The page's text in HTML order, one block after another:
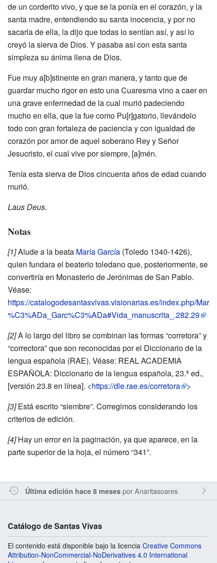
de un corderito vivo, y que se la ponía en el corazón, y la
santa madre, entendiendo su santa inocencia, y por no
sacarla de ella, la dijo que todas lo sentían así, y así lo
creyó la sierva de Dios. Y pasaba así con esta santa
simpleza su ánima llena de Dios.
Fue muy a[b]stinente en gran manera, y tanto que de
guardar mucho rigor en esto una Cuaresma vino a caer en
una grave enfermedad de la cual murió padeciendo
mucho en ella, que la fue como Pu[r]gatorio, llevándolo
todo con gran fortaleza de paciencia y con igualdad de
corazón por amor de aquel soberano Rey y Señor
Jesucristo, el cual vive por siempre, [a]mén.
Tenía esta sierva de Dios cincuenta años de edad cuando
murió.
Laus Deus.
Notas
[1]Alude a la beata María García (Toledo 1340-1426),
quien fundara el beaterio toledano que, posteriormente, se
convertiría en Monasterio de Jerónimas de San Pablo.
Véase:
https://catalogodesantasvivas.visionarias.es/index.php/Mar
%C3%ADa_Garc%C3%ADa#Vida_manuscrita_.282.29
[2]A lo largo del libro se combinan las formas “corretora” y
“correctora” que son reconocidas por el Diccionario de la
lengua española (RAE). Véase: REAL ACADEMIA
ESPAÑOLA: Diccionario de la lengua española, 23.ª ed.,
[versión 23.8 en línea]. <https://dle.rae.es/corretora
>
[3]Está escrito “siembre”. Corregimos considerando los
criterios de edición.
[4]Hay un error en la paginación, ya que aparece, en la
parte superior de la hoja, el número “341”.
Última edición hace 8 mesesporAnaritasoares
Catálogo de Santas Vivas
El contenido está disponible bajo la licencia Creative Commons
Attribution-NonCommercial-NoDerivatives 4.0 International